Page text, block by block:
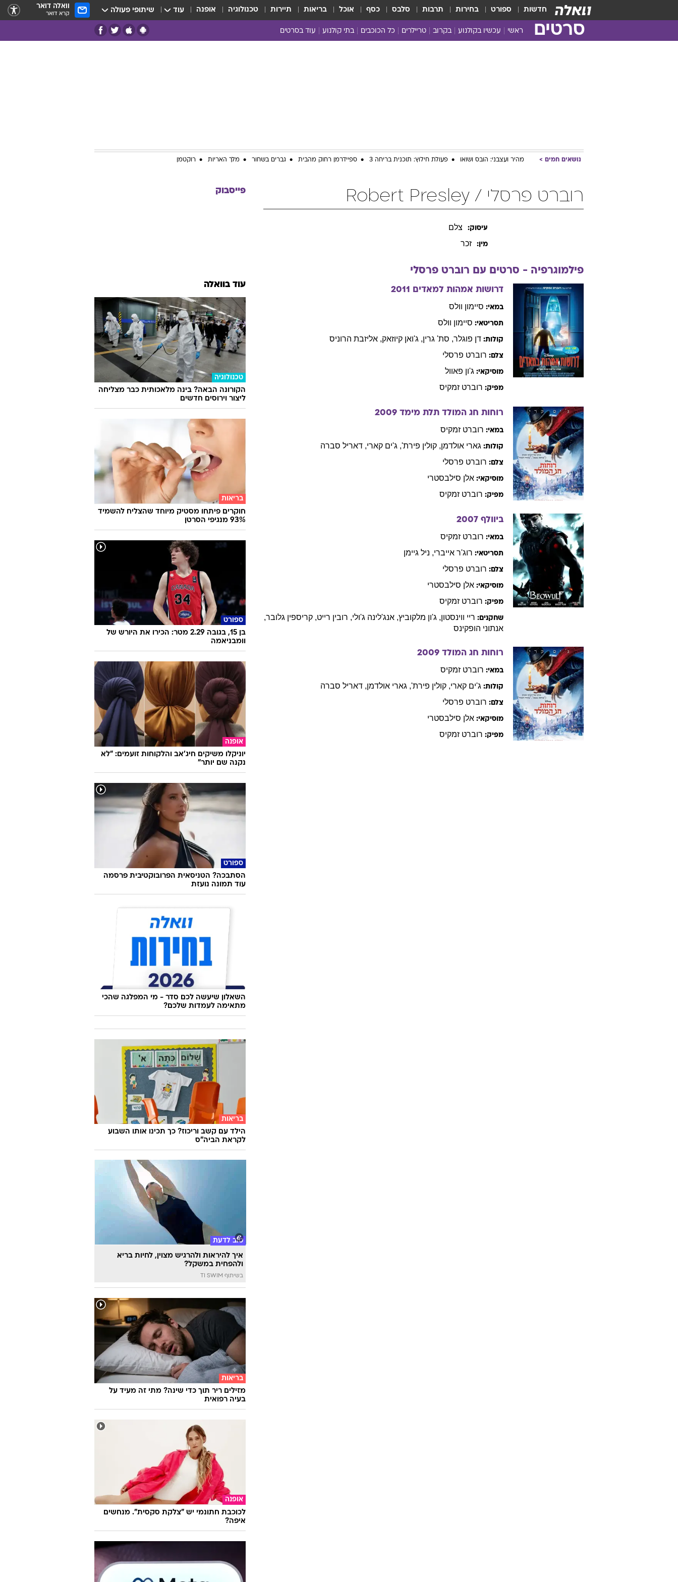
חדשות ספורט בחירות תרבות סלבס כסף אוכל בריאות תיירות טכנולוגיה אופנה עוד שיתופי פעולה וואלה דואר
קרא דואר
סרטים ראשי עכשיו בקולנוע בקרוב טריילרים כל הכוכבים בתי קולנוע עוד בסרטים
נושאים חמים מהיר ועצבני: הובס ושואו פעולת חילוץ: תוכנית בריחה 3 ספיידרמן רחוק מהבית גברים בשחור מלך האריות רוקטמן
רוברט פרסלי / Robert Presley
עיסוק: צלם
מין: זכר
פילמוגרפיה - סרטים עם רוברט פרסלי
דרושות אמהות למאדים 2011
במאי: סיימון וולס
תסריטאי: סיימון וולס
קולות: דן פוגלר, סת' גרין, ג'ואן קיוזאק, אליזבת הרוניס
צלם: רוברט פרסלי
מוסיקאי: ג'ון פאוול
מפיק: רוברט זמקיס
רוחות חג המולד תלת מימד 2009
במאי: רוברט זמקיס
קולות: גארי אולדמן, קולין פירת', ג'ים קארי, דאריל סברה
צלם: רוברט פרסלי
מוסיקאי: אלן סילבסטרי
מפיק: רוברט זמקיס
ביוולף 2007
במאי: רוברט זמקיס
תסריטאי: רוג'ר אייברי, ניל גיימן
צלם: רוברט פרסלי
מוסיקאי: אלן סילבסטרי
מפיק: רוברט זמקיס
שחקנים: ריי ווינסטון, ג'ון מלקוביץ, אנג'לינה ג'ולי, רובין רייט, קריספין גלובר,
אנתוני הופקינס
רוחות חג המולד 2009
במאי: רוברט זמקיס
קולות: ג'ים קארי, קולין פירת', גארי אולדמן, דאריל סברה
צלם: רוברט פרסלי
מוסיקאי: אלן סילבסטרי
מפיק: רוברט זמקיס
פייסבוק
עוד בוואלה
טכנולוגיה
הקורונה הבאה? בינה מלאכותית כבר מצליחה
ליצור וירוסים חדשים
בריאות
חוקרים פיתחו מסטיק מיוחד שהצליח להשמיד
93% מנגיפי הסרטן
ספורט
בן 15, בגובה 2.29 מטר: הכירו את היורש של
וומבניאמה
אופנה
יוניקלו משיקים חיג'אב והלקוחות זועמים: "לא
נקנה שם יותר"
ספורט
הסתבכה? הטניסאית הפרובוקטיבית פרסמה
עוד תמונה נועזת
השאלון שיעשה לכם סדר - מי המפלגה שהכי
מתאימה לעמדות שלכם?
בריאות
הילד עם קשב וריכוז? כך תכינו אותו השבוע
לקראת הביה"ס
טוב לדעת
איך להיראות ולהרגיש מצוין, לחיות בריא
ולהפחית במשקל?
בשיתוף TI SWIM
בריאות
מזילים ריר תוך כדי שינה? מתי זה מעיד על
בעיה רפואית
אופנה
לכוכבת חתונמי יש "צלקת סקסית". מנחשים
איפה?